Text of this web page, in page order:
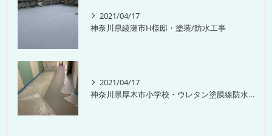
2021/04/17
神奈川県綾瀬市H様邸・塗装/防水工事
2021/04/17
神奈川県厚木市小学校・ウレタン塗膜線防水工事